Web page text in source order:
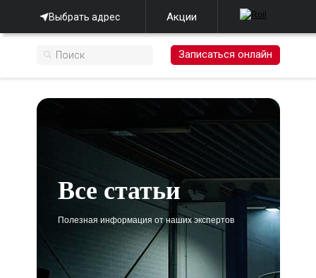
Выбрать адрес Акции
Записаться онлайн
Все статьи
Полезная информация от наших экспертов